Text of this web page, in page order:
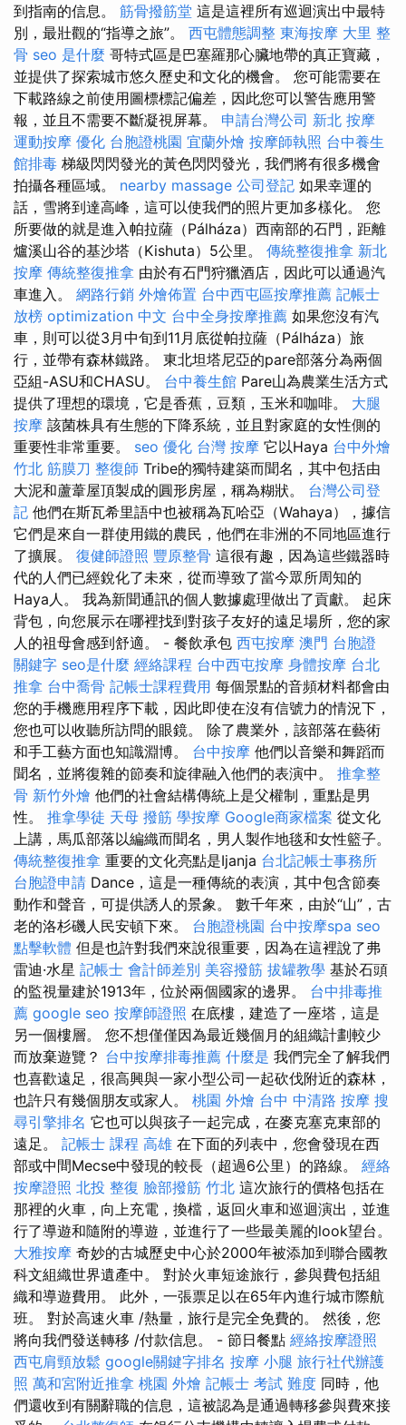
到指南的信息。 筋骨撥筋堂 這是這裡所有巡迴演出中最特
別，最壯觀的“指導之旅”。 西屯體態調整 東海按摩 大里 整
骨 seo 是什麼 哥特式區是巴塞羅那心臟地帶的真正寶藏，
並提供了探索城市悠久歷史和文化的機會。 您可能需要在
下載路線之前使用圖標標記偏差，因此您可以警告應用警
報，並且不需要不斷凝視屏幕。 申請台灣公司 新北 按摩
運動按摩 優化 台胞證桃園 宜蘭外燴 按摩師執照 台中養生
館排毒 梯級閃閃發光的黃色閃閃發光，我們將有很多機會
拍攝各種區域。 nearby massage 公司登記 如果幸運的
話，雪將到達高峰，這可以使我們的照片更加多樣化。 您
所要做的就是進入帕拉薩（Pálháza）西南部的石門，距離
爐溪山谷的基沙塔（Kishuta）5公里。 傳統整復推拿 新北
按摩 傳統整復推拿 由於有石門狩獵酒店，因此可以通過汽
車進入。 網路行銷 外燴佈置 台中西屯區按摩推薦 記帳士
放榜 optimization 中文 台中全身按摩推薦 如果您沒有汽
車，則可以從3月中旬到11月底從帕拉薩（Pálháza）旅
行，並帶有森林鐵路。 東北坦塔尼亞的pare部落分為兩個
亞組-ASU和CHASU。 台中養生館 Pare山為農業生活方式
提供了理想的環境，它是香蕉，豆類，玉米和咖啡。 大腿
按摩 該菌株具有生態的下降系統，並且對家庭的女性側的
重要性非常重要。 seo 優化 台灣 按摩 它以Haya 台中外燴
竹北 筋膜刀 整復師 Tribe的獨特建築而聞名，其中包括由
大泥和蘆葦屋頂製成的圓形房屋，稱為糊狀。 台灣公司登
記 他們在斯瓦希里語中也被稱為瓦哈亞（Wahaya），據信
它們是來自一群使用鐵的農民，他們在非洲的不同地區進行
了擴展。 復健師證照 豐原整骨 這很有趣，因為這些鐵器時
代的人們已經銳化了未來，從而導致了當今眾所周知的
Haya人。 我為新聞通訊的個人數據處理做出了貢獻。 起床
背包，向您展示在哪裡找到對孩子友好的遠足場所，您的家
人的祖母會感到舒適。 - 餐飲承包 西屯按摩 澳門 台胞證
關鍵字 seo是什麼 經絡課程 台中西屯按摩 身體按摩 台北
推拿 台中喬骨 記帳士課程費用 每個景點的音頻材料都會由
您的手機應用程序下載，因此即使在沒有信號力的情況下，
您也可以收聽所訪問的眼鏡。 除了農業外，該部落在藝術
和手工藝方面也知識淵博。 台中按摩 他們以音樂和舞蹈而
聞名，並將復雜的節奏和旋律融入他們的表演中。 推拿整
骨 新竹外燴 他們的社會結構傳統上是父權制，重點是男
性。 推拿學徒 天母 撥筋 學按摩 Google商家檔案 從文化
上講，馬瓜部落以編織而聞名，男人製作地毯和女性籃子。
傳統整復推拿 重要的文化亮點是Ijanja 台北記帳士事務所
台胞證申請 Dance，這是一種傳統的表演，其中包含節奏
動作和聲音，可提供誘人的景象。 數千年來，由於“山”，古
老的洛杉磯人民安頓下來。 台胞證桃園 台中按摩spa seo
點擊軟體 但是也許對我們來說很重要，因為在這裡說了弗
雷迪·水星 記帳士 會計師差別 美容撥筋 拔罐教學 基於石頭
的監視量建於1913年，位於兩個國家的邊界​​。 台中排毒推
薦 google seo 按摩師證照 在底樓，建造了一座塔，這是
另一個樓層。 您不想僅僅因為最近幾個月的組織計劃較少
而放棄遊覽？ 台中按摩排毒推薦 什麼是 我們完全了解我們
也喜歡遠足，很高興與一家小型公司一起砍伐附近的森林，
也許只有幾個朋友或家人。 桃園 外燴 台中 中清路 按摩 搜
尋引擎排名 它也可以與孩子一起完成，在麥克塞克東部的
遠足。 記帳士 課程 高雄 在下面的列表中，您會發現在西
部或中間Mecse中發現的較長（超過6公里）的路線。 經絡
按摩證照 北投 整復 臉部撥筋 竹北 這次旅行的價格包括在
那​​裡的火車，向上充電，換檔，返回火車和巡迴演出，並進
行了導遊和隨附的導遊，並進行了一些最美麗的look望台。
大雅按摩 奇妙的古城歷史中心於2000年被添加到聯合國教
科文組織世界遺產中。 對於火車短途旅行，參與費包括組
織和導遊費用。 此外，一張票足以在65年內進行城市際航
班。 對於高速火車 /熱量，旅行是完全免費的。 然後，您
將向我們發送轉移 /付款信息。 - 節日餐點 經絡按摩證照
西屯肩頸放鬆 google關鍵字排名 按摩 小腿 旅行社代辦護
照 萬和宮附近推拿 桃園 外燴 記帳士 考試 難度 同時，他
們還收到有關辭職的信息，這被認為是通過轉移參與費來接